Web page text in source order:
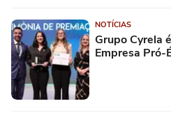
NOTÍCIAS
Grupo Cyrela
Empresa